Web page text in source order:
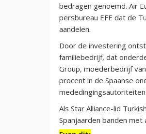
bedragen genoemd. Air
persbureau EFE dat de
aandelen.
Door de investering
familiebedrijf, dat
Group, moederbedrijf
procent in de Spaanse
Als Star Alliance-lid
Spanjaarden banden